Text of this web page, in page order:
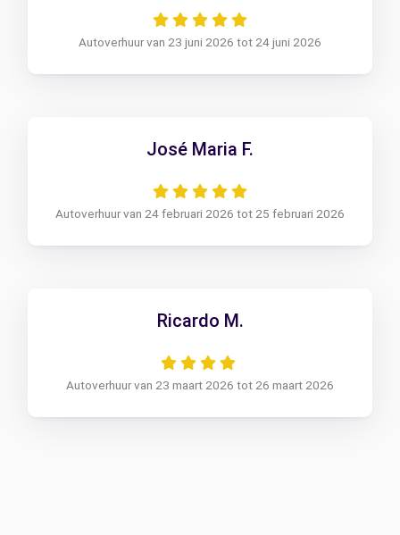
Autoverhuur van 23 juni 2026 tot 24 juni 2026
José Maria F.
Autoverhuur van 24 februari 2026 tot 25 februari 2026
Ricardo M.
Autoverhuur van 23 maart 2026 tot 26 maart 2026